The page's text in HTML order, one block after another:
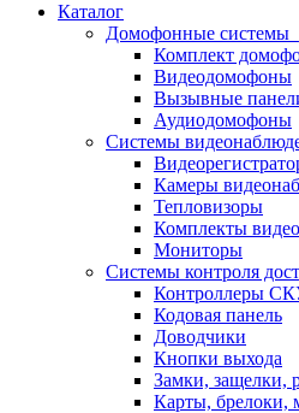
Каталог
Домофонные системы
Комплект
Видеодомофоны
Вызывные
Аудиодомофоны
Системы
Камеры
Тепловизоры
Комплекты
Мониторы
Системы контроля
Контроллеры
Кодовая панель
Доводчики
Кнопки выхода
Замки, защелки,
Карты, брелоки,